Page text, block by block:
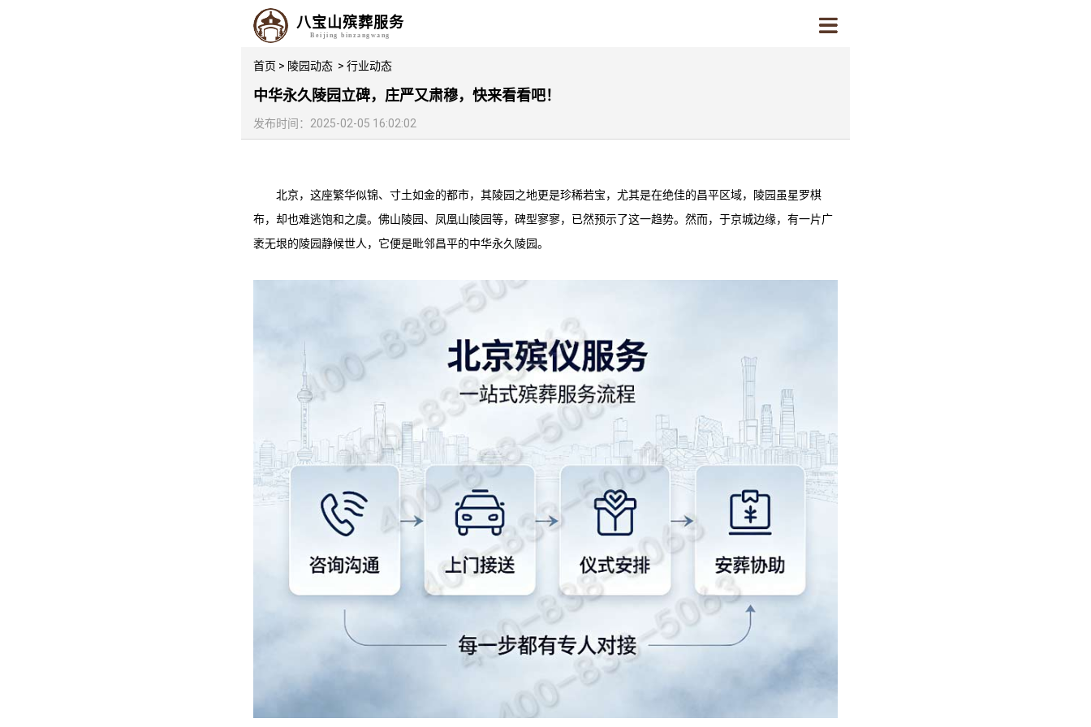
八宝山殡葬服务
Beijing binzangwang
首页 > 陵园动态 > 行业动态
中华永久陵园立碑，庄严又肃穆，快来看看吧！
发布时间：2025-02-05 16:02:02
北京，这座繁华似锦、寸土如金的都市，其陵园之地更是珍稀若宝，尤其是在绝佳的昌平区域，陵园虽星罗棋
布，却也难逃饱和之虞。 佛山陵园、 凤凰山陵园等，碑型寥寥，已然预示了这一趋势。然而，于京城边缘，有一片广
袤无垠的陵园静候世人，它便是毗邻昌平的中华永久陵园。